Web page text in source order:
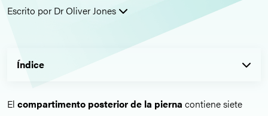
Escrito por Dr Oliver Jones
Índice
El compartimento posterior de la pierna contiene siete